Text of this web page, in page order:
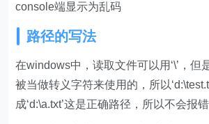
console端显示为乱码
路径的写法
在windows中，读取文件可以用‘\’，但
被当做转义字符来使用的，所以
成‘d:\a.txt’这是正确路径，所以不会报错